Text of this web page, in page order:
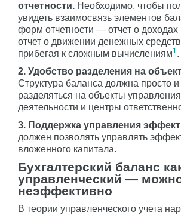
отчетности. Необходимо, чтобы
увидеть взаимосвязь элементов
форм отчетности — отчет о
отчет о движении денежных
прибегая к сложным вычислениям1.
2. Удобство разделения на
Структура баланса должна просто
разделяться на объекты
деятельности и центры
3. Поддержка управления
должен позволять управлять
вложенного капитала.
Бухгалтерский баланс
управленческий —
неэффективно
В теории управленческого учета